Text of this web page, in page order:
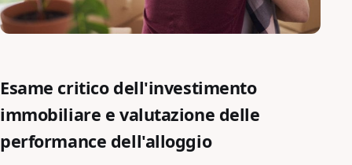
Esame critico dell'investimento
immobiliare e valutazione delle
performance dell'alloggio